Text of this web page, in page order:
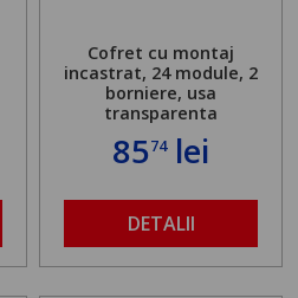
Cofret cu montaj
incastrat, 24 module, 2
borniere, usa
transparenta
8574lei
DETALII